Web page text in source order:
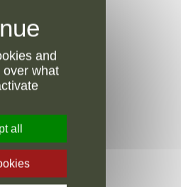
and
over what
all